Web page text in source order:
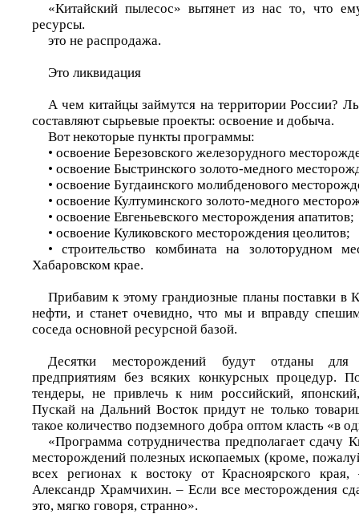
«Китайский пылесос» вытянет из нас то, что
ресурсы.
это не распродажа.
Это ликвидация
А чем китайцы займутся на территории России?
составляют сырьевые проекты: освоение и добыча.
Вот некоторые пункты программы:
• освоение Березовского железорудного
• освоение Быстринского золото-медного
• освоение Бугдаинского молибденового
• освоение Култуминского золото-медного
• освоение Евгеньевского месторождения апатитов;
• освоение Куликовского месторождения цеолитов;
• строительство комбината на золоторудном
Хабаровском крае.
Прибавим к этому грандиозные планы поставки в
нефти, и станет очевидно, что мы и вправду
соседа основной ресурсной базой.
Десятки месторождений будут отданы для
предприятиям без всяких конкурсных процедур.
тендеры, не привлечь к ним российский,
Пускай на Дальний Восток придут не только
такое количество подземного добра оптом класть «в
«Программа сотрудничества предполагает сдачу
месторождений полезных ископаемых (кроме,
всех регионах к востоку от Красноярского края,
Александр Храмчихин. – Если все месторождения
это, мягко говоря, странно».